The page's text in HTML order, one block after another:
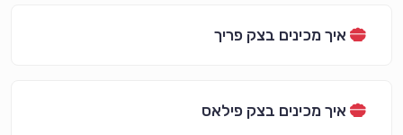
איך מכינים בצק פריך
איך מכינים בצק פילאס